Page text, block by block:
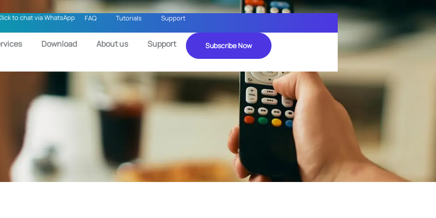
to chat via WhatsApp FAQ Tutorials Support
Download About us Support Subscribe Now